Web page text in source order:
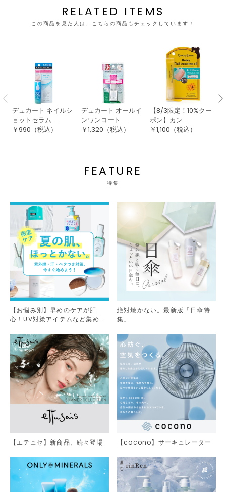
RELATED ITEMS
この商品を見た人は、こちらの商品もチェックしています！
デュカート ネイルシ
ョットセラム ...
￥990 （税込）
デュカート オールイ
ンワンコート ...
￥1,320 （税込）
【8/3限定！10%クー
ポン】カン...
￥1,100 （税込）
FEATURE
特集
【お悩み別】早めのケアが肝
心！UV対策アイテムなど集めま
絶対焼かない。最新版「日傘特
集」
【エテュセ】新商品、続々登場 【cocono】サーキュレーター